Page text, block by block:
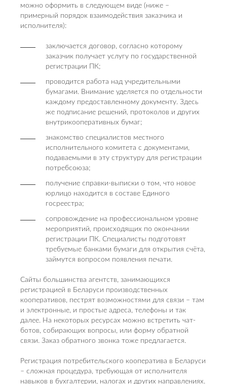
можно оформить в следующем виде (ниже –
примерный порядок взаимодействия заказчика и
исполнителя):
заключается договор, согласно которому
заказчик получает услугу по государственной
регистрации ПК;
проводится работа над учредительными
бумагами. Внимание уделяется по отдельности
каждому предоставленному документу. Здесь
же подписание решений, протоколов и других
внутрикооперативных бумаг;
знакомство специалистов местного
исполнительного комитета с документами,
подаваемыми в эту структуру для регистрации
потребсоюза;
получение справки-выписки о том, что новое
юрлицо находится в составе Единого
госреестра;
сопровождение на профессиональном уровне
мероприятий, происходящих по окончании
регистрации ПК. Специалисты подготовят
требуемые банками бумаги для открытия счёта,
займутся вопросом появления печати.
Сайты большинства агентств, занимающихся
регистрацией в Беларуси производственных
кооперативов, пестрят возможностями для связи – там
и электронные, и простые адреса, телефоны и так
далее. На некоторых ресурсах можно встретить чат-
ботов, собирающих вопросы, или форму обратной
связи. Заказ обратного звонка тоже предлагается.
Регистрация потребительского кооператива в Беларуси
– сложная процедура, требующая от исполнителя
навыков в бухгалтерии, налогах и других направлениях.